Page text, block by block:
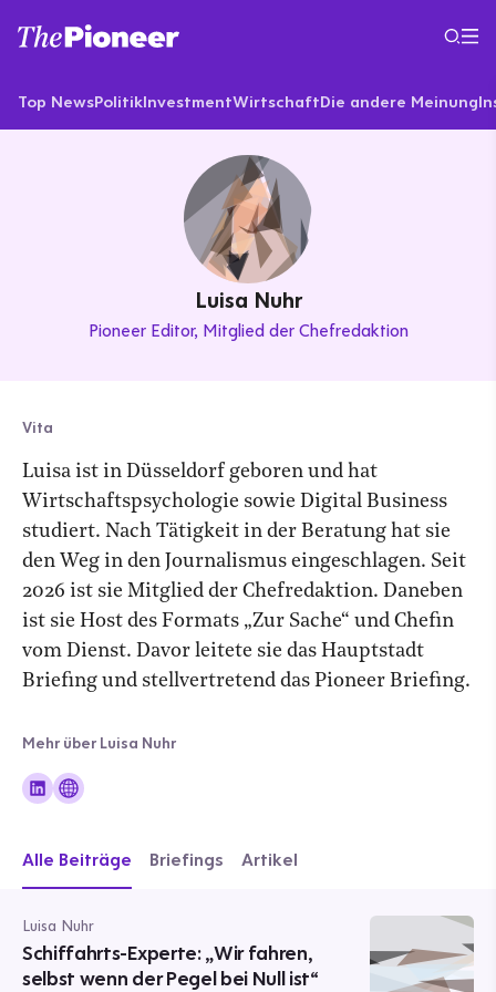
Top NewsPolitikInvestmentWirtschaftDie andere Meinung
Luisa Nuhr
Pioneer Editor Mitglied der Chefredaktion
Vita
Luisa ist in Düsseldorf geboren und hat
Wirtschaftspsychologie sowie Digital Business
studiert. Nach Tätigkeit in der Beratung hat sie
den Weg in den Journalismus eingeschlagen. Seit
2026 ist sie Mitglied der Chefredaktion. Daneben
ist sie Host des Formats „Zur Sache“ und Chefin
vom Dienst. Davor leitete sie das Hauptstadt
Briefing und stellvertretend das Pioneer Briefing.
Mehr über Luisa Nuhr
Alle Beiträge Briefings Artikel
Luisa Nuhr
Schiffahrts-Experte: „Wir fahren,
selbst wenn der Pegel bei Null ist“